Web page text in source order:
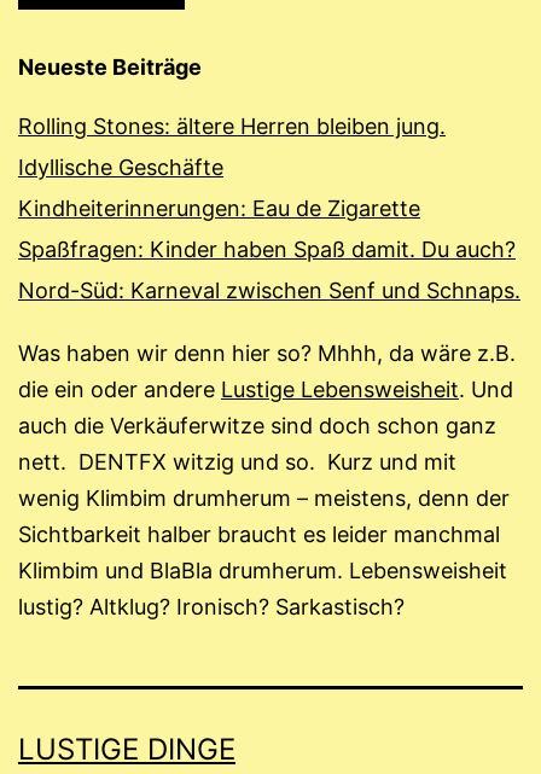
Neueste Beiträge
Rolling Stones: ältere Herren bleiben jung.
Idyllische Geschäfte
Kindheiterinnerungen: Eau de Zigarette
Spaßfragen: Kinder haben Spaß damit. Du auch?
Nord-Süd: Karneval zwischen Senf und Schnaps.
Was haben wir denn hier so? Mhhh, da wäre z.B.
die ein oder andere Lustige Lebensweisheit. Und
auch die Verkäuferwitze sind doch schon ganz
nett. DENTFX witzig und so. Kurz und mit
wenig Klimbim drumherum – meistens, denn der
Sichtbarkeit halber braucht es leider manchmal
Klimbim und BlaBla drumherum. Lebensweisheit
lustig? Altklug? Ironisch? Sarkastisch?
LUSTIGE DINGE